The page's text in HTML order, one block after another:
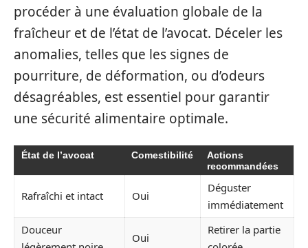
procéder à une évaluation globale de la
fraîcheur et de l’état de l’avocat. Déceler les
anomalies, telles que les signes de
pourriture, de déformation, ou d’odeurs
désagréables, est essentiel pour garantir
une sécurité alimentaire optimale.
État de l’avocat Comestibilité
Actions
recommandées
Rafraîchi et intact Oui
Déguster
immédiatement
Douceur
Oui
Retirer la partie